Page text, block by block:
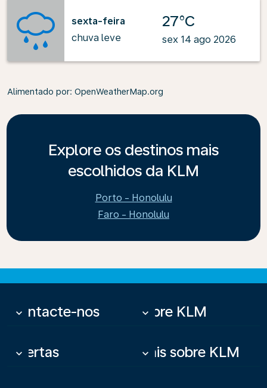
sexta-feira
chuva leve
27°C
sex 14 ago 2026
Alimentado por: OpenWeatherMap.org
Explore os destinos mais
escolhidos da KLM
Porto - Honolulu
Faro - Honolulu
Contacte-nos
keyboard_arrow_down Sobre KLM
keyboard_arrow_down
Ofertas
keyboard_arrow_down Mais sobre KLM
keyboard_arrow_down